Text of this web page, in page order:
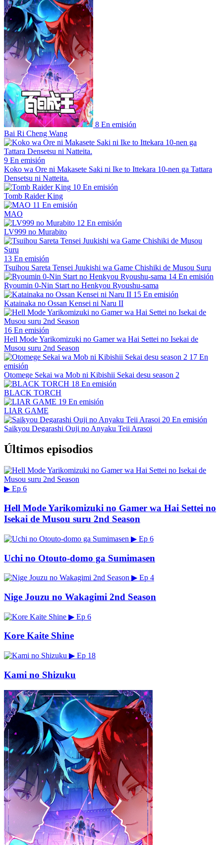
8 En emisión
Bai Ri Cheng Wang
9 En emisión
Koko wa Ore ni Makasete Saki ni Ike to Ittekara 10-nen ga Tattara
Densetsu ni Natteita.
10 En emisión
Tomb Raider King
11 En emisión
MAO
12 En emisión
LV999 no Murabito
13 En emisión
Tsuihou Sareta Tensei Juukishi wa Game Chishiki de Musou Suru
14 En emisión
Ryoumin 0-Nin Start no Henkyou Ryoushu-sama
15 En emisión
Katainaka no Ossan Kensei ni Naru II
16 En emisión
Hell Mode Yarikomizuki no Gamer wa Hai Settei no Isekai de
Musou suru 2nd Season
17 En
emisión
Otomege Sekai wa Mob ni Kibishii Sekai desu season 2
18 En emisión
BLACK TORCH
19 En emisión
LIAR GAME
20 En emisión
Saikyou Degarashi Ouji no Anyaku Teii Arasoi
Últimos episodios
▶ Ep 6
Hell Mode Yarikomizuki no Gamer wa Hai Settei no
Isekai de Musou suru 2nd Season
▶ Ep 6
Uchi no Otouto-domo ga Sumimasen
▶ Ep 4
Nige Jouzu no Wakagimi 2nd Season
▶ Ep 6
Kore Kaite Shine
▶ Ep 18
Kami no Shizuku